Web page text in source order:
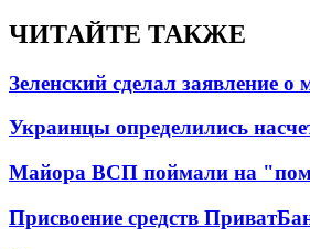
ЧИТАЙТЕ ТАКЖЕ
Зеленский сделал заявление
Украинцы определились
Майора ВСП поймали на
Присвоение средств